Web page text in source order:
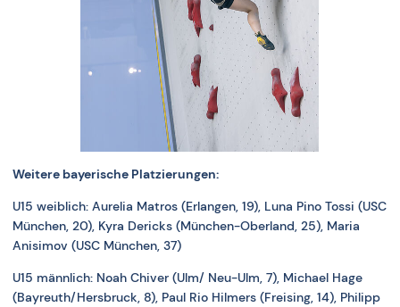
Weitere bayerische Platzierungen:
U15 weiblich: Aurelia Matros (Erlangen, 19), Luna Pino Tossi (USC
München, 20), Kyra Dericks (München-Oberland, 25), Maria
Anisimov (USC München, 37)
U15 männlich: Noah Chiver (Ulm/ Neu-Ulm, 7), Michael Hage
(Bayreuth/Hersbruck, 8), Paul Rio Hilmers (Freising, 14), Philipp